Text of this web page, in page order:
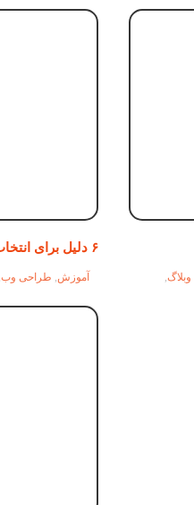
وبلاگ
۶ دلیل برای انتخاب هاست لینوکس
آموزش طراحی وب